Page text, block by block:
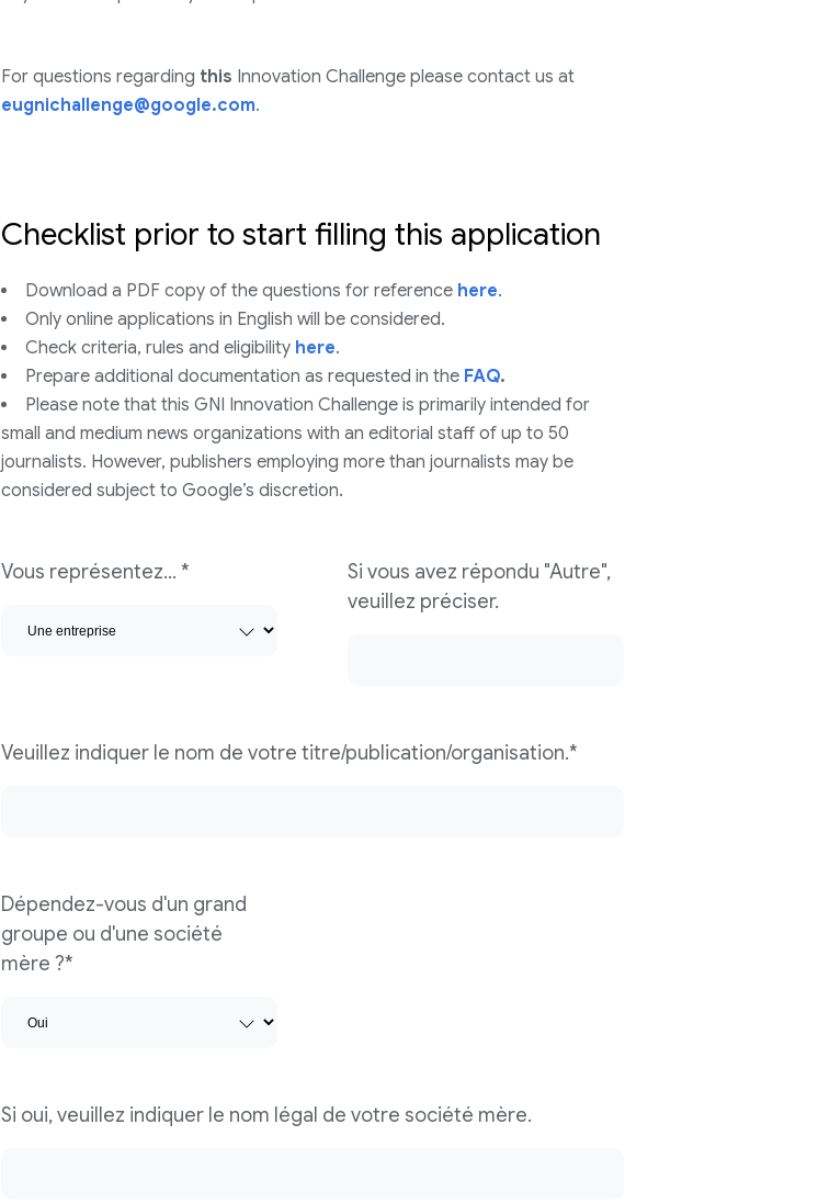
For questions regarding this Innovation Challenge please contact us at
eugnichallenge@google.com.
Checklist prior to start filling this application
Download a PDF copy of the questions for reference here.
Only online applications in English will be considered.
Check criteria, rules and eligibility here.
Prepare additional documentation as requested in the FAQ.
Please note that this GNI Innovation Challenge is primarily intended for
small and medium news organizations with an editorial staff of up to 50
journalists. However, publishers employing more than journalists may be
considered subject to Google’s discretion.
Vous représentez… *
Si vous avez répondu "Autre",
veuillez préciser.
Veuillez indiquer le nom de votre titre/publication/organisation.*
Dépendez-vous d'un grand
groupe ou d'une société
mère ?*
Si oui, veuillez indiquer le nom légal de votre société mère.